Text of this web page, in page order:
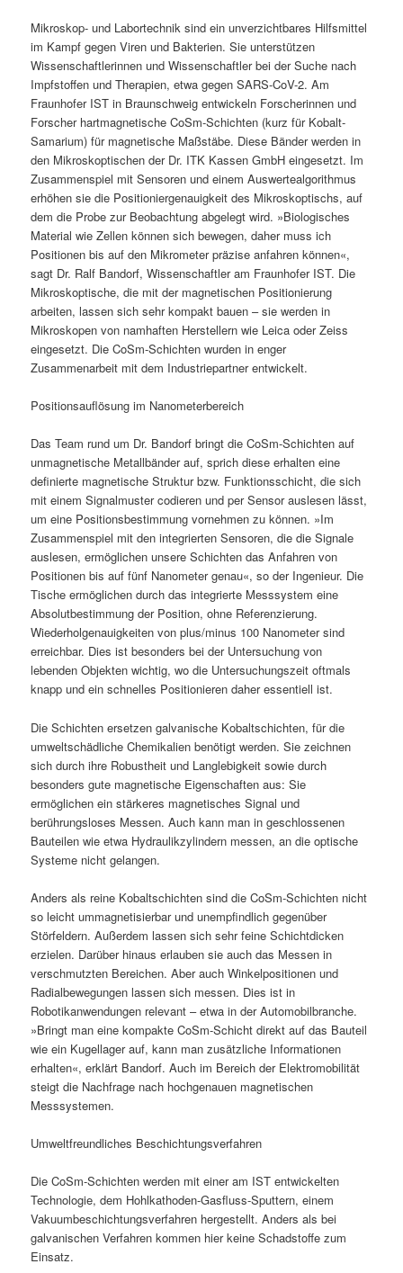
Mikroskop- und Labortechnik sind ein unverzichtbares Hilfsmittel
im Kampf gegen Viren und Bakterien. Sie unterstützen
Wissenschaftlerinnen und Wissenschaftler bei der Suche nach
Impfstoffen und Therapien, etwa gegen SARS-CoV-2. Am
Fraunhofer IST in Braunschweig entwickeln Forscherinnen und
Forscher hartmagnetische CoSm-Schichten (kurz für Kobalt-
Samarium) für magnetische Maßstäbe. Diese Bänder werden in
den Mikroskoptischen der Dr. ITK Kassen GmbH eingesetzt. Im
Zusammenspiel mit Sensoren und einem Auswertealgorithmus
erhöhen sie die Positioniergenauigkeit des Mikroskoptischs, auf
dem die Probe zur Beobachtung abgelegt wird. »Biologisches
Material wie Zellen können sich bewegen, daher muss ich
Positionen bis auf den Mikrometer präzise anfahren können«,
sagt Dr. Ralf Bandorf, Wissenschaftler am Fraunhofer IST. Die
Mikroskoptische, die mit der magnetischen Positionierung
arbeiten, lassen sich sehr kompakt bauen – sie werden in
Mikroskopen von namhaften Herstellern wie Leica oder Zeiss
eingesetzt. Die CoSm-Schichten wurden in enger
Zusammenarbeit mit dem Industriepartner entwickelt.
Positionsauflösung im Nanometerbereich
Das Team rund um Dr. Bandorf bringt die CoSm-Schichten auf
unmagnetische Metallbänder auf, sprich diese erhalten eine
definierte magnetische Struktur bzw. Funktionsschicht, die sich
mit einem Signalmuster codieren und per Sensor auslesen lässt,
um eine Positionsbestimmung vornehmen zu können. »Im
Zusammenspiel mit den integrierten Sensoren, die die Signale
auslesen, ermöglichen unsere Schichten das Anfahren von
Positionen bis auf fünf Nanometer genau«, so der Ingenieur. Die
Tische ermöglichen durch das integrierte Messsystem eine
Absolutbestimmung der Position, ohne Referenzierung.
Wiederholgenauigkeiten von plus/minus 100 Nanometer sind
erreichbar. Dies ist besonders bei der Untersuchung von
lebenden Objekten wichtig, wo die Untersuchungszeit oftmals
knapp und ein schnelles Positionieren daher essentiell ist.
Die Schichten ersetzen galvanische Kobaltschichten, für die
umweltschädliche Chemikalien benötigt werden. Sie zeichnen
sich durch ihre Robustheit und Langlebigkeit sowie durch
besonders gute magnetische Eigenschaften aus: Sie
ermöglichen ein stärkeres magnetisches Signal und
berührungsloses Messen. Auch kann man in geschlossenen
Bauteilen wie etwa Hydraulikzylindern messen, an die optische
Systeme nicht gelangen.
Anders als reine Kobaltschichten sind die CoSm-Schichten nicht
so leicht ummagnetisierbar und unempfindlich gegenüber
Störfeldern. Außerdem lassen sich sehr feine Schichtdicken
erzielen. Darüber hinaus erlauben sie auch das Messen in
verschmutzten Bereichen. Aber auch Winkelpositionen und
Radialbewegungen lassen sich messen. Dies ist in
Robotikanwendungen relevant – etwa in der Automobilbranche.
»Bringt man eine kompakte CoSm-Schicht direkt auf das Bauteil
wie ein Kugellager auf, kann man zusätzliche Informationen
erhalten«, erklärt Bandorf. Auch im Bereich der Elektromobilität
steigt die Nachfrage nach hochgenauen magnetischen
Messsystemen.
Umweltfreundliches Beschichtungsverfahren
Die CoSm-Schichten werden mit einer am IST entwickelten
Technologie, dem Hohlkathoden-Gasfluss-Sputtern, einem
Vakuumbeschichtungsverfahren hergestellt. Anders als bei
galvanischen Verfahren kommen hier keine Schadstoffe zum
Einsatz.